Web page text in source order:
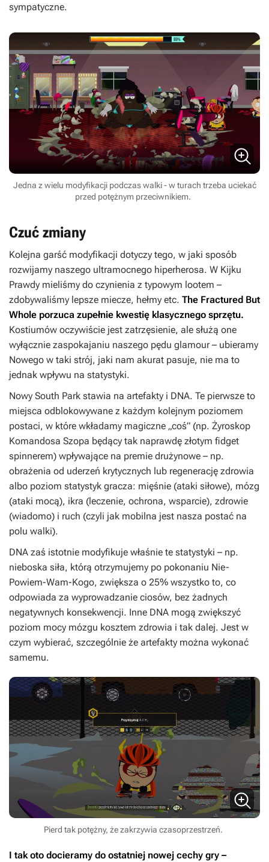
sympatyczne.
Jedna z wielu modyfikacji podczas walki - w turach trzeba uciekać
przed potężnym przeciwnikiem.
Czuć zmiany
Kolejna garść modyfikacji dotyczy tego, w jaki sposób
rozwijamy naszego ultramocnego hiperherosa. W Kijku
Prawdy mieliśmy do czynienia z typowym lootem –
zdobywaliśmy lepsze miecze, hełmy etc. The Fractured But
Whole porzuca zupełnie kwestię klasycznego sprzętu.
Kostiumów oczywiście jest zatrzęsienie, ale służą one
wyłącznie zaspokajaniu naszego pędu glamour – ubieramy
Nowego w taki strój, jaki nam akurat pasuje, nie ma to
jednak wpływu na statystyki.
Nowy South Park stawia na artefakty i DNA. Te pierwsze to
miejsca odblokowywane z każdym kolejnym poziomem
postaci, w które wkładamy magiczne „coś” (np. Żyroskop
Komandosa Szopa będący tak naprawdę złotym fidget
spinnerem) wpływające na premie drużynowe – np.
obrażenia od uderzeń krytycznych lub regenerację zdrowia
albo poziom statystyk gracza: mięśnie (ataki siłowe), mózg
(ataki mocą), ikra (leczenie, ochrona, wsparcie), zdrowie
(wiadomo) i ruch (czyli jak mobilna jest nasza postać na
polu walki).
DNA zaś istotnie modyfikuje właśnie te statystyki – np.
nieboska siła, którą otrzymujemy po pokonaniu Nie-
Powiem-Wam-Kogo, zwiększa o 25% wszystko to, co
odpowiada za wyprowadzanie ciosów, bez żadnych
negatywnych konsekwencji. Inne DNA mogą zwiększyć
poziom mocy mózgu kosztem zdrowia i tak dalej. Jest w
czym wybierać, szczególnie że artefakty można wykonać
samemu.
Pierd tak potężny, że zakrzywia czasoprzestrzeń.
I tak oto docieramy do ostatniej nowej cechy gry –